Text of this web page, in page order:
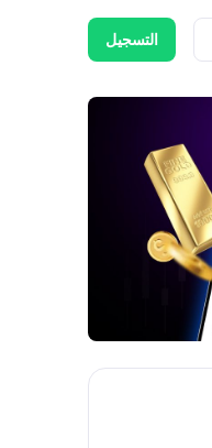
التسجيل